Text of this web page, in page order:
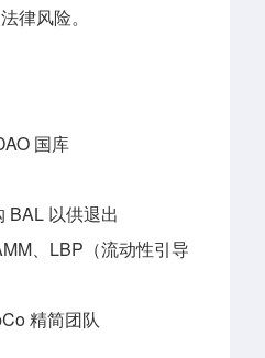
律风险。
国库
BAL 以供退出
、LBP（流动性引导
精简团队